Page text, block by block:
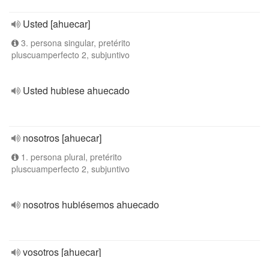
Usted [ahuecar]
3. persona singular, pretérito
pluscuamperfecto 2, subjuntivo
Usted hubiese ahuecado
nosotros [ahuecar]
1. persona plural, pretérito
pluscuamperfecto 2, subjuntivo
nosotros hubiésemos ahuecado
vosotros [ahuecar]